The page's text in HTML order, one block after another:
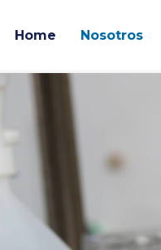
Home Nosotros